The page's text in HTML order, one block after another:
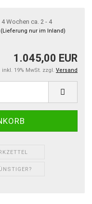
ca. 2 - 4
(Lieferung nur im Inland)
1.045,00 EUR
inkl. 19% MwSt. zzgl. Versand